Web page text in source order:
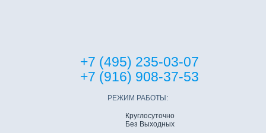
+7 (495) 235-03-07
+7 (916) 908-37-53
РЕЖИМ РАБОТЫ:
Круглосуточно
Без Выходных